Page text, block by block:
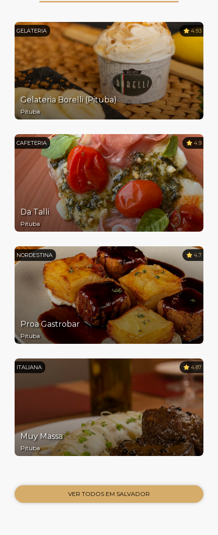
GELATERIA 4.93
Gelateria Borelli (Pituba)
Pituba
CAFETERIA 4.9
Da Talli
Pituba
NORDESTINA 4.7
Proa Gastrobar
Pituba
ITALIANA 4.87
Muy Massa
Pituba
VER TODOS EM SALVADOR